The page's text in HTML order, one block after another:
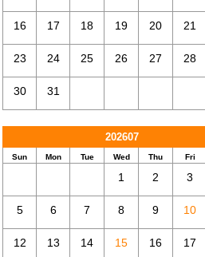
16 17 18 19 20 21
23 24 25 26 27 28
30 31
202607
Sun Mon Tue Wed Thu Fri
1 2 3
5 6 7 8 9 10
12 13 14 15 16 17